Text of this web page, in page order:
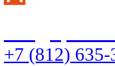
+7 (812) 635-